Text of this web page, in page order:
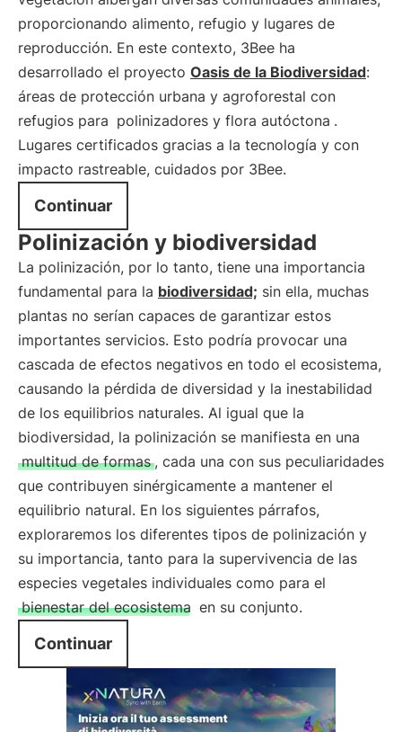
proporcionando alimento, refugio y lugares de
reproducción. En este contexto, 3Bee ha
desarrollado el proyecto Oasis de la Biodiversidad:
áreas de protección urbana y agroforestal con
refugios para polinizadores y flora autóctona .
Lugares certificados gracias a la tecnología y con
impacto rastreable, cuidados por 3Bee.
Continuar
Polinización y biodiversidad
La polinización, por lo tanto, tiene una importancia
fundamental para la biodiversidad; sin ella, muchas
plantas no serían capaces de garantizar estos
importantes servicios. Esto podría provocar una
cascada de efectos negativos en todo el ecosistema,
causando la pérdida de diversidad y la inestabilidad
de los equilibrios naturales. Al igual que la
biodiversidad, la polinización se manifiesta en una
multitud de formas , cada una con sus peculiaridades
que contribuyen sinérgicamente a mantener el
equilibrio natural. En los siguientes párrafos,
exploraremos los diferentes tipos de polinización y
su importancia, tanto para la supervivencia de las
especies vegetales individuales como para el
bienestar del ecosistema en su conjunto.
Continuar